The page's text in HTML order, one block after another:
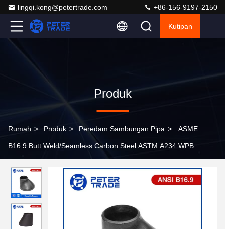
lingqi.kong@petertrade.com +86-156-9197-2150
Kutipan
Produk
Rumah > Produk > Peredam Sambungan Pipa > ASME
B16.9 Butt Weld/Seamless Carbon Steel ASTM A234 WPB